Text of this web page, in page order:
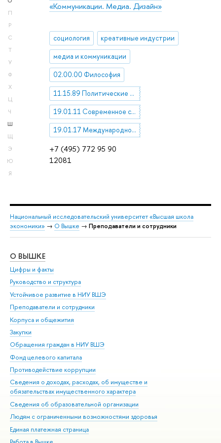
П
Р
С
Т
У
Ф
Х
Ц
Ч
Ш
Щ
Э
Ю
Я
+7 (495) 772 95 90
12081
«Коммуникации. Медиа. Дизайн»
социология креативные индустрии
медиа и коммуникации
02.00.00 Философия
11.15.89 Политические коммуникации. Массовая информация. Общественное мнение
19.01.11 Современное состояние и перспективы изучения проблем массовой коммуникации, журналистики, средств массовой информации
19.01.17 Международное сотрудничество в области изучения проблем массовой коммуникации
Национальный исследовательский университет «Высшая школа
экономики» → О Вышке → Преподаватели и сотрудники
О ВЫШКЕ
Цифры и факты
Руководство и структура
Устойчивое развитие в НИУ ВШЭ
Преподаватели и сотрудники
Корпуса и общежития
Закупки
Обращения граждан в НИУ ВШЭ
Фонд целевого капитала
Противодействие коррупции
Сведения о доходах, расходах, об имуществе и
обязательствах имущественного характера
Сведения об образовательной организации
Людям с ограниченными возможностями здоровья
Единая платежная страница